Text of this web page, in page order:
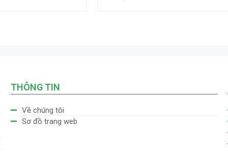
THÔNG TIN
Về chúng tôi
Sơ đồ trang web